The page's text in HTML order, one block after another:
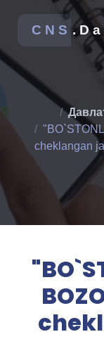
CNS
cheklangan